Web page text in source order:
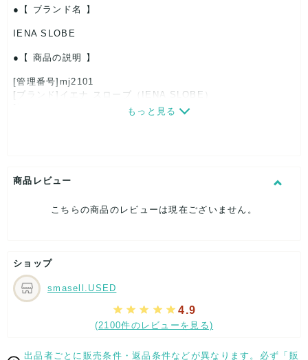
【 ブランド名 】
IENA SLOBE
【 商品の説明 】
[管理番号]mj2101
[ブランド]イエナ スローブ（IENA SLOBE）
表記サイズ：36
総丈：約128cm
身幅：約38cm
目立った傷や汚れなし
こちらはUSED品になりますが、
特記する程のダメージはなく、状態良好なお品になります。
ダメージがある場合はできる限り、撮影しておりますので、
ご確認下さいませ。
【 サイズ・容量 】
もっと見る
商品レビュー
こちらの商品のレビューは現在ございません。
ショップ
smasell.USED
4.9
(2100件のレビューを見る)
出品者ごとに販売条件・返品条件などが異なります。必ず「販